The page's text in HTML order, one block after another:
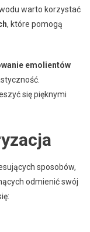
warto korzystać
, które pomogą
emolientów
się pięknymi
sposobów,
odmienić swój